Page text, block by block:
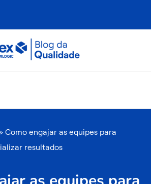
Como engajar as equipes para
resultados